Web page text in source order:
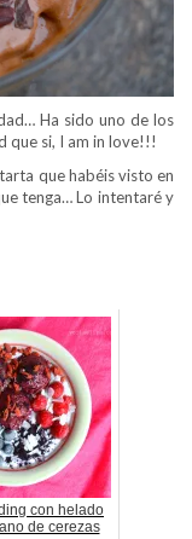
Ha sido uno de los
que si, I am in love!!!
que habéis visto en
tenga… Lo intentaré y
con helado
de cerezas